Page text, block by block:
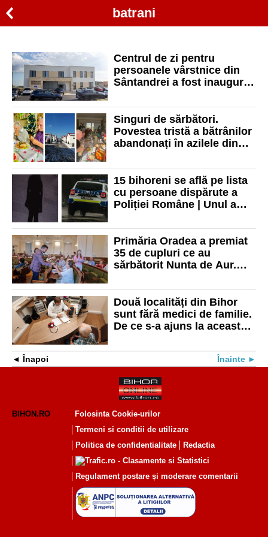
batrani
Centrul de zi pentru
persoanele vârstnice din
Sântandrei a fost inaugurat.
milioane de lei
Singuri de sărbători.
Povestea tristă a bătrânilor
abandonați în azilele din
15 bihoreni se află pe lista
cu persoane dispărute a
Poliției Române | Unul a
Primăria Oradea a premiat
35 de cupluri ce au
sărbătorit Nunta de Aur.
de lei
Două localități din Bihor
sunt fără medici de familie.
De ce s-a ajuns la această
Înapoi Înainte
BIHON.RO
Folosinta Cookie-urilor
Termeni si conditii de utilizare
Politica de confidentialitate
Redactia
Regulament postare și moderare comentarii